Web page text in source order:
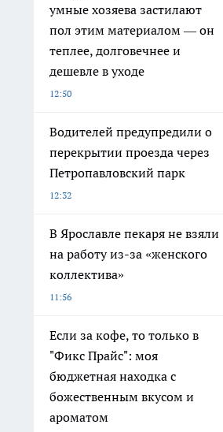
умные хозяева застилают
пол этим материалом — он
теплее, долговечнее и
дешевле в уходе
12:50
Водителей предупредили о
перекрытии проезда через
Петропавловский парк
12:32
В Ярославле пекаря не взяли
на работу из-за «женского
коллектива»
11:56
Если за кофе, то только в
"Фикс Прайс": моя
бюджетная находка с
божественным вкусом и
ароматом